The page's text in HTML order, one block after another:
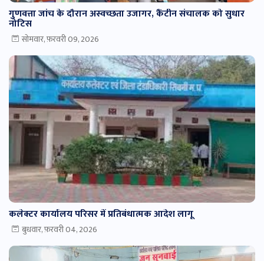
गुणवत्ता जांच के दौरान अस्वच्छता उजागर, कैंटीन संचालक को सुधार
नोटिस
सोमवार, फ़रवरी 09, 2026
कलेक्टर कार्यालय परिसर में प्रतिबंधात्मक आदेश लागू
बुधवार, फ़रवरी 04, 2026